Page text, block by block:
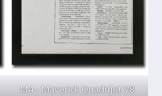
M4 – Maverick Quadrijet V8